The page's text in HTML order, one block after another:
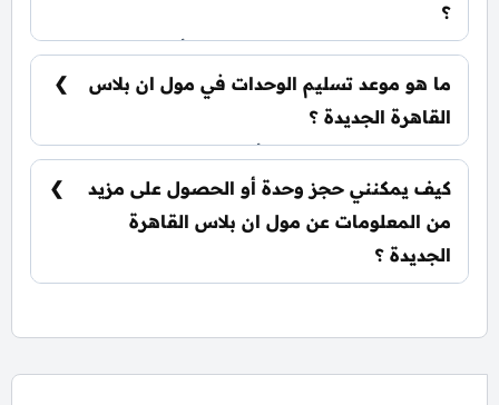
؟
يضم المول بطاقة عضوية حصرية، أنظمة سمارت،
أسرع خدمة إنترنت مجاني، روف وتراس بأنشطة
ترفيهية، فندق عالمي.
ما هو موعد تسليم الوحدات في مول ان بلاس
القاهرة الجديدة ؟
يتم تسليم الوحدات خلال أربع سنوات من تاريخ
التعاقد.
كيف يمكنني حجز وحدة أو الحصول على مزيد
من المعلومات عن مول ان بلاس القاهرة
الجديدة ؟